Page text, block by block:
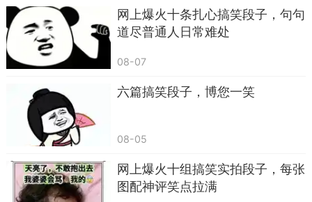
日常出门的尴尬事也不少。上周六早上，有人
在小区帮大爷拎东西，本来想喊“大爷”，结果嘴瓢
说成“老东西”，当场被大爷追着骂，这口误太冤
了。
网上爆火十条扎心搞笑段子，句句
道尽普通人日常难处
08-07
六篇搞笑段子，博您一笑
08-05
网上爆火十组搞笑实拍段子，每张
图配神评笑点拉满